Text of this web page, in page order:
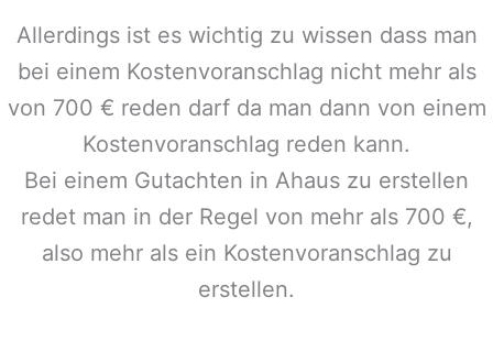
Allerdings ist es wichtig zu wissen dass man
bei einem Kostenvoranschlag nicht mehr als
von 700 € reden darf da man dann von einem
Kostenvoranschlag reden kann.
Bei einem Gutachten in Ahaus zu erstellen
redet man in der Regel von mehr als 700 €,
also mehr als ein Kostenvoranschlag zu
erstellen.